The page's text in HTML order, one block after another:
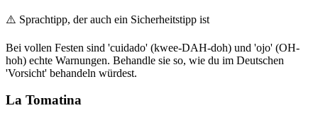
⚠️ Sprachtipp, der auch ein Sicherheitstipp ist
Bei vollen Festen sind 'cuidado' (kwee-DAH-doh) und 'ojo' (OH-
hoh) echte Warnungen. Behandle sie so, wie du im Deutschen
'Vorsicht' behandeln würdest.
La Tomatina